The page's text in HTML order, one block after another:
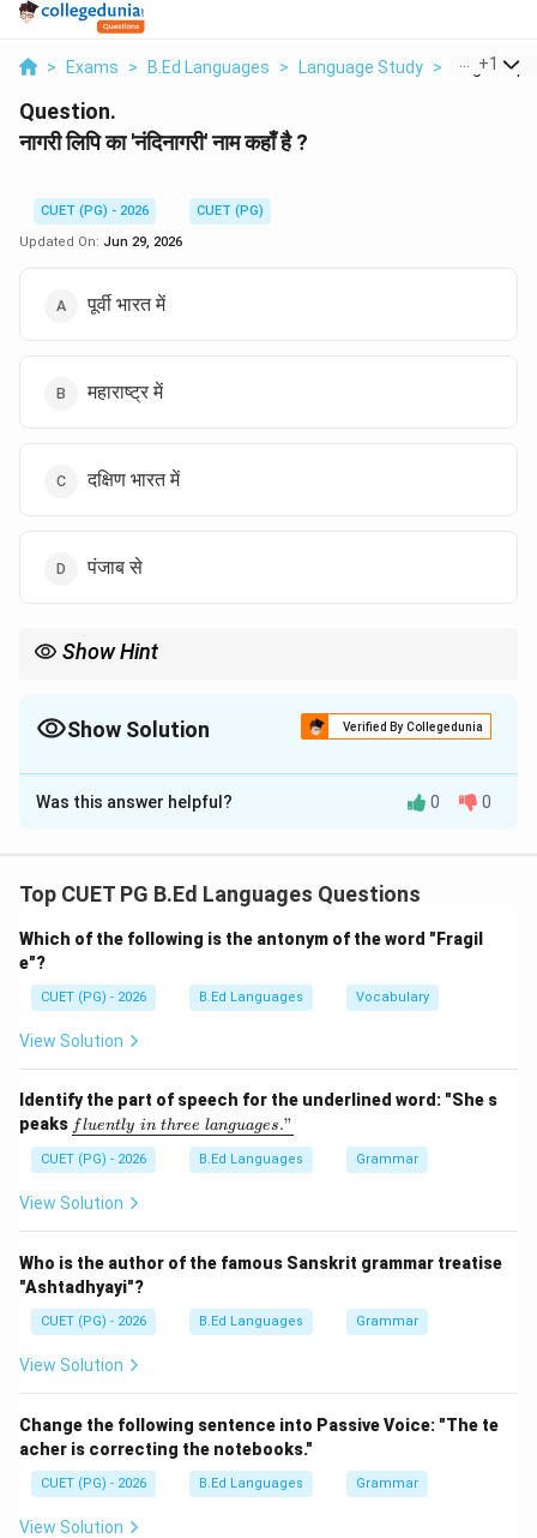
> Exams > B.Ed Languages > Language Study > Nagari Lipi
+1
Question.
नागरी लिपि का 'नंदिनागरी' नाम कहाँ है ?
CUET (PG) - 2026
CUET (PG)
Updated On: Jun 29, 2026
पूर्वी भारत में
महाराष्ट्र में
दक्षिण भारत में
पंजाब से
Show Hint
Show Solution Verified By Collegedunia
The Correct Option isC
Solution and Explanation
नागरी लिपि के विभिन्न क्षेत्रों में अलग-अलग रूप विकसित हुए जिन्हें
Step 1:
एक प्राचीन रूप है।
\text{दक्षिण भारत}
दक्षिण भारत
में प्रचलित थी।
Step 3:अन्य विकल्पों की जाँच कीजिए।
• महाराष्ट्र -- पूर्णतः सही नहीं
• दक्षिण भारत -- सही
• पंजाब -- गलत
\boxed{\text{दक्षिण भारत में}}
दक्षिण भारत में
Was this answer helpful? 0 0
Top CUET PG B.Ed Languages Questions
Which of the following is the antonym of the word "Fragil
e"?
CUET (PG) - 2026 B.Ed Languages Vocabulary
View Solution
Identify the part of speech for the underlined word: "She s
peaks \un
derl
ine
{flu
entl
y\ i
hre
e\ l
ang
uag
e
fluently in three languages."
CUET (PG) - 2026 B.Ed Languages Grammar
View Solution
Who is the author of the famous Sanskrit grammar treatise
"Ashtadhyayi"?
CUET (PG) - 2026 B.Ed Languages Grammar
View Solution
Change the following sentence into Passive Voice: "The te
acher is correcting the notebooks."
CUET (PG) - 2026 B.Ed Languages Grammar
View Solution